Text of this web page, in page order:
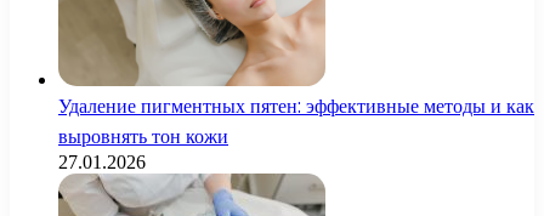
Удаление пигментных пятен: эффективные методы и как
выровнять тон кожи
27.01.2026